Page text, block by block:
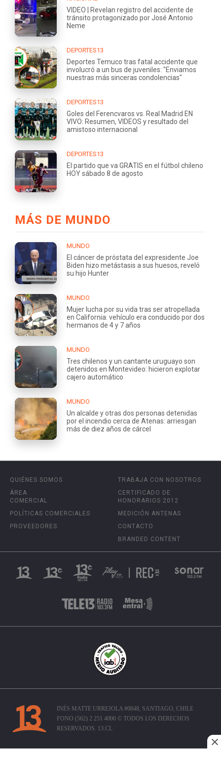
VIDEO | Revelan registro del accidente de
tránsito protagonizado por José Antonio
Neme
DEPORTES13
Deportes Temuco tras fatal accidente que
involucró a un bus de juveniles: "Enviamos
nuestras más sinceras condolencias"
DEPORTES13
Goles del Ferencvaros vs. Real Madrid EN
VIVO: Resumen, VIDEOS y resultado del
amistoso internacional
DEPORTES13
El partido que va GRATIS en el fútbol chileno
HOY sábado 8 de agosto
MÁS DE MUNDO
MUNDO
El cáncer de próstata del expresidente Joe
Biden hizo metástasis a sus huesos, reveló
su hijo Hunter
MUNDO
Mujer lucha por su vida tras ser atropellada
en California: vehículo era conducido por dos
hermanos de 4 y 7 años
MUNDO
Tres chilenos y un cantante uruguayo son
detenidos en Montevideo: hicieron explotar
cajero automático
MUNDO
Un alcalde y otras dos personas detenidas
por el incendio cerca de Atenas: arriesgan
más de diez años de cárcel
QUIÉNES SOMOS
ÁREA
COMERCIAL
POLÍTICAS COMERCIALES
PROVEEDORES
TRABAJA CON NOSOTROS
CERTIFICADO DE
HONORARIOS 2012
MEDICIÓN ANTENAS
CONTACTO
BRANDED CONTENT
INÉS MATTE URREJOLA #0848, SANTIAGO, CHILE
FONO (562) 2 251 4000 © TODOS LOS DERECHOS
RESERVADOS. 13.CL